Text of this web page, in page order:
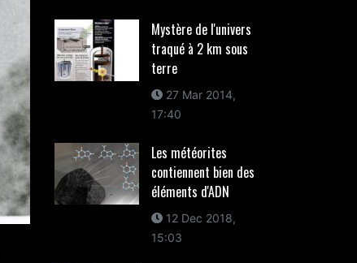
Mystère de l'univers
traqué à 2 km sous
terre
27 Mar 2014,
17:40
Les météorites
contiennent bien des
éléments d'ADN
12 Dec 2018,
15:03